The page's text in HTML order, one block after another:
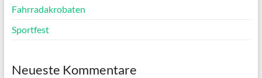
Fahrradakrobaten
Sportfest
Neueste Kommentare